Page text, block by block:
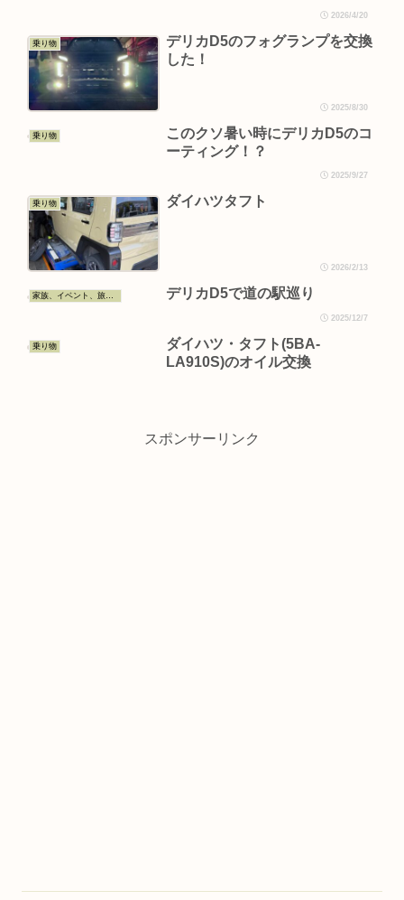
2026/4/20
乗り物
デリカD5のフォグランプを交換
した！
2025/8/30
乗り物
このクソ暑い時にデリカD5のコ
ーティング！？
2025/9/27
乗り物 ダイハツタフト
2026/2/13
家族、イベント、旅行、お出かけ、グルメ デリカD5で道の駅巡り
2025/12/7
乗り物
ダイハツ・タフト(5BA-
LA910S)のオイル交換
スポンサーリンク